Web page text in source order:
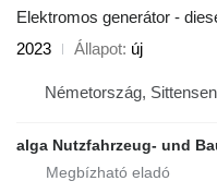
Elektromos generátor -
2023
Állapot új
Németország, Sittensen